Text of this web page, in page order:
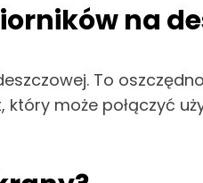
na
To
może połączyć